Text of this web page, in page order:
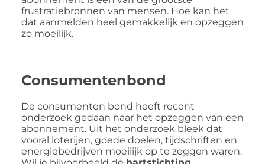
frustratiebronnen van mensen. Hoe kan het
dat aanmelden heel gemakkelijk en opzeggen
zo moeilijk.
Consumentenbond
De consumenten bond heeft recent
onderzoek gedaan naar het opzeggen van een
abonnement. Uit het onderzoek bleek dat
vooral loterijen, goede doelen, tijdschriften en
energiebedrijven moeilijk op te zeggen waren.